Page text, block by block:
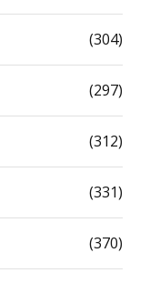
(304)
(297)
(312)
(331)
(370)